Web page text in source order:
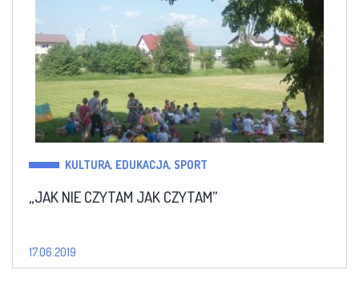
KULTURA, EDUKACJA, SPORT
„JAK NIE CZYTAM JAK CZYTAM”
17.06.2019